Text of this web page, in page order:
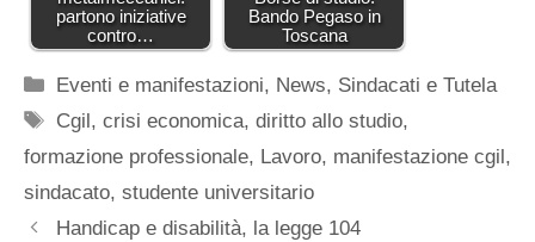
partono iniziative
contro…
Bando Pegaso in
Toscana
Categorie
Eventi e manifestazioni, News, Sindacati e Tutela
Tag
Cgil ,crisi economica,diritto allo studio,
formazione professionale, Lavoro, manifestazione cgil ,
sindacato, studente universitario
Handicap e disabilità, la legge 104